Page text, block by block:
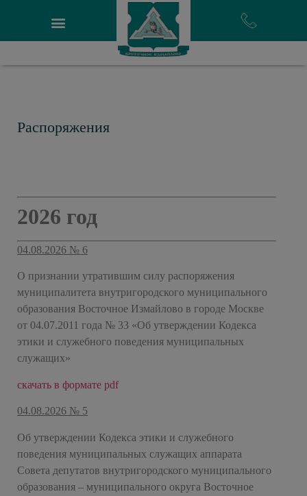
Распоряжения
2026 год
04.08.2026 № 6
О признании утратившим силу распоряжения
муниципалитета внутригородского муниципального
образования Восточное Измайлово в городе Москве
от 04.07.2011 года № 33 «Об утверждении Кодекса
этики и служебного поведения муниципальных
служащих»
скачать в формате pdf
04.08.2026 № 5
Об утверждении Кодекса этики и служебного
поведения муниципальных служащих аппарата
Совета депутатов внутригородского муниципального
образования – муниципального округа Восточное